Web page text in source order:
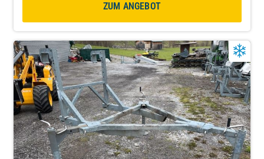
ZUM ANGEBOT